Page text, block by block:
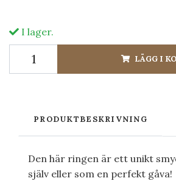
I lager.
LÄGG I
PRODUKTBESKRIVNING
Den här ringen är ett unikt
själv eller som en perfekt gåva!